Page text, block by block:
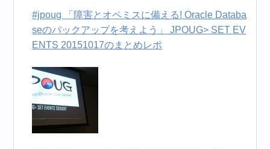
#jpoug 「障害とオペミスに備える! Oracle Databa
seのバックアップを考えよう」 JPOUG> SET EV
ENTS 20151017のまとめレポ